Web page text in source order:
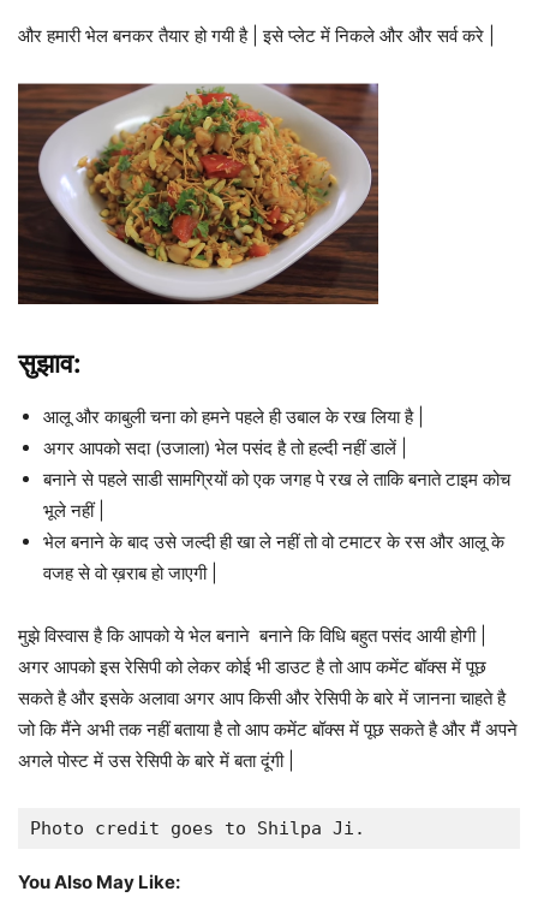
और हमारी भेल बनकर तैयार हो गयी है | इसे प्लेट में निकले और और सर्व करे |
सुझाव:
आलू और काबुली चना को हमने पहले ही उबाल के रख लिया है |
अगर आपको सदा (उजाला) भेल पसंद है तो हल्दी नहीं डालें |
बनाने से पहले साडी सामग्रियों को एक जगह पे रख ले ताकि बनाते टाइम कोच
भूले नहीं |
भेल बनाने के बाद उसे जल्दी ही खा ले नहीं तो वो टमाटर के रस और आलू के
वजह से वो ख़राब हो जाएगी |
मुझे विस्वास है कि आपको ये भेल बनाने बनाने कि विधि बहुत पसंद आयी होगी |
अगर आपको इस रेसिपी को लेकर कोई भी डाउट है तो आप कमेंट बॉक्स में पूछ
सकते है और इसके अलावा अगर आप किसी और रेसिपी के बारे में जानना चाहते है
जो कि मैंने अभी तक नहीं बताया है तो आप कमेंट बॉक्स में पूछ सकते है और मैं अपने
अगले पोस्ट में उस रेसिपी के बारे में बता दूंगी |
Photo credit goes to Shilpa Ji.
You Also May Like: